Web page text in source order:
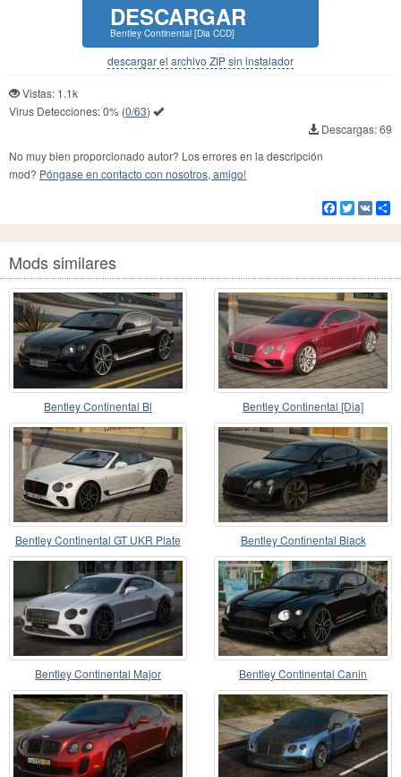
DESCARGAR
Bentley Continental [Dia CCD]
descargar el archivo ZIP sin instalador
Vistas: 1.1k
Virus Detecciones:0% (0/63)
Descargas: 69
No muy bien proporcionado autor? Los errores en la descripción
mod? Póngase en contacto con nosotros, amigo!
Facebook
Twitter
VK
Mods similares
Bentley Continental Bl Bentley Continental [Dia]
Bentley Continental GT UKR Plate Bentley Continental Black
Bentley Continental Major Bentley Continental Canin